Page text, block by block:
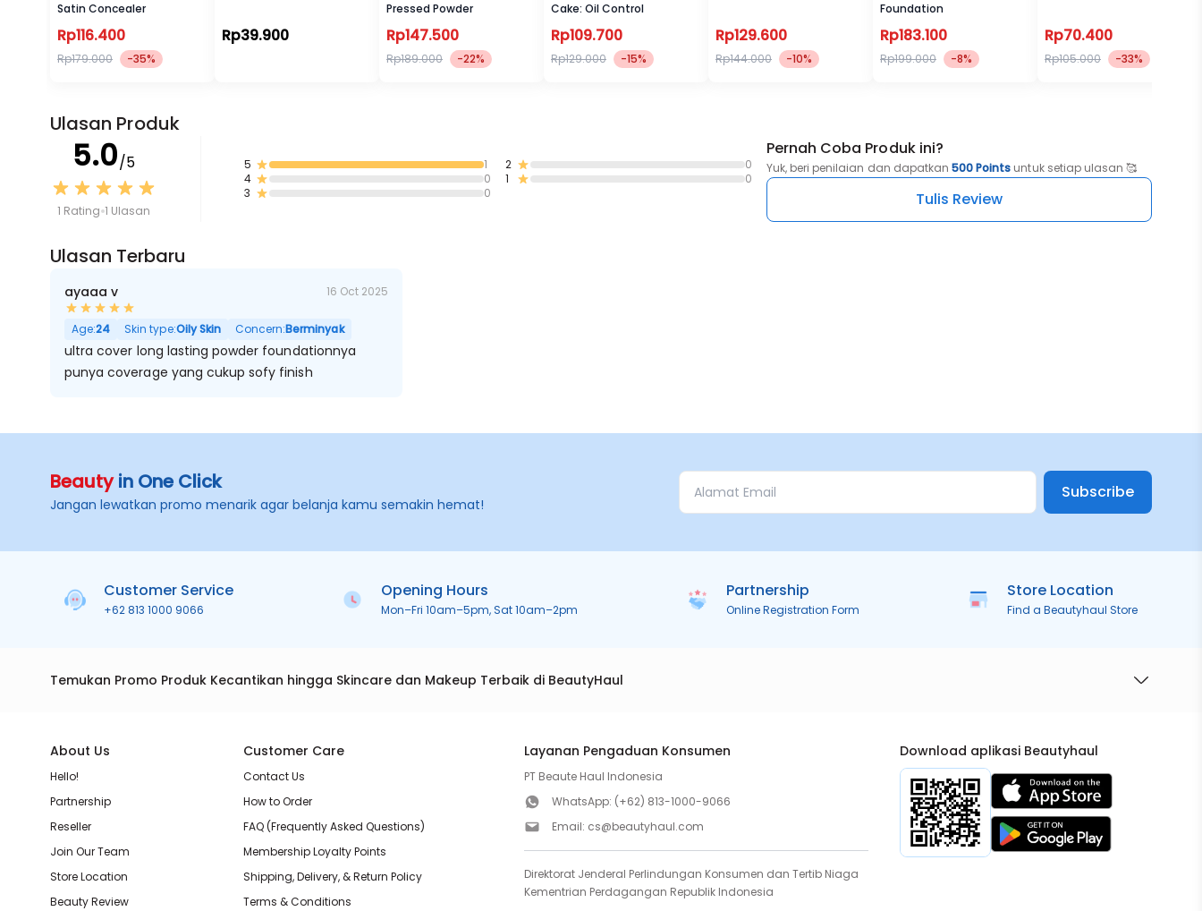
Satin Concealer
Rp116.400
Rp179.000 -35%
Rp39.900
Pressed Powder
Rp147.500
Rp189.000 -22%
Cake: Oil Control
Rp109.700
Rp129.000 -15%
Rp129.600
Rp144.000 -10%
Foundation
Rp183.100
Rp199.000 -8%
Rp70.400
Rp105.000 -33%
Ulasan Produk
5.0/5
1 Rating 1 Ulasan
5
1
4
0
3
0
2
0
1
0
Pernah Coba Produk ini?
Yuk, beri penilaian dan dapatkan 500 Points untuk setiap ulasan 🥰
Tulis Review
Ulasan Terbaru
ayaaa v 16 Oct 2025
Age:24 Skin type:Oily Skin Concern:Berminyak
ultra cover long lasting powder foundationnya
punya coverage yang cukup sofy finish
Beautyin One Click
Jangan lewatkan promo menarik agar belanja kamu semakin hemat!
Subscribe
Customer Service
+62 813 1000 9066
Opening Hours
Mon–Fri 10am–5pm, Sat 10am–2pm
Partnership
Online Registration Form
Store Location
Find a Beautyhaul Store
Temukan Promo Produk Kecantikan hingga Skincare dan Makeup Terbaik di BeautyHaul
About Us
Hello!
Partnership
Reseller
Join Our Team
Store Location
Beauty Review
Customer Care
Contact Us
How to Order
FAQ (Frequently Asked Questions)
Membership Loyalty Points
Shipping, Delivery, & Return Policy
Terms & Conditions
Layanan Pengaduan Konsumen
PT Beaute Haul Indonesia
WhatsApp: (+62) 813-1000-9066
Email: cs@beautyhaul.com
Direktorat Jenderal Perlindungan Konsumen dan Tertib Niaga
Kementrian Perdagangan Republik Indonesia
Download aplikasi Beautyhaul